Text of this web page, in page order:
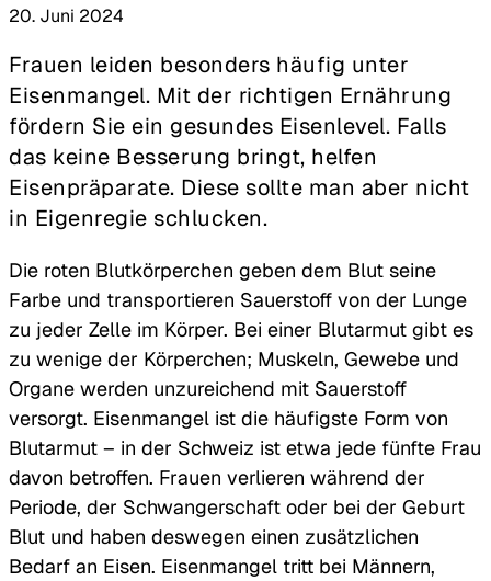
20. Juni 2024
Frauen leiden besonders häufig unter
Eisenmangel. Mit der richtigen Ernährung
fördern Sie ein gesundes Eisenlevel. Falls
das keine Besserung bringt, helfen
Eisenpräparate. Diese sollte man aber nicht
in Eigenregie schlucken.
Die roten Blutkörperchen geben dem Blut seine
Farbe und transportieren Sauerstoff von der Lunge
zu jeder Zelle im Körper. Bei einer Blutarmut gibt es
zu wenige der Körperchen; Muskeln, Gewebe und
Organe werden unzureichend mit Sauerstoff
versorgt. Eisenmangel ist die häufigste Form von
Blutarmut – in der Schweiz ist etwa jede fünfte Frau
davon betroffen. Frauen verlieren während der
Periode, der Schwangerschaft oder bei der Geburt
Blut und haben deswegen einen zusätzlichen
Bedarf an Eisen. Eisenmangel tritt bei Männern,